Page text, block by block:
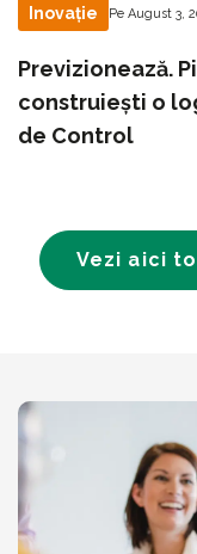
Inovație Pe August 3,
Previzionează.
construiești o
de Control
Vezi aici